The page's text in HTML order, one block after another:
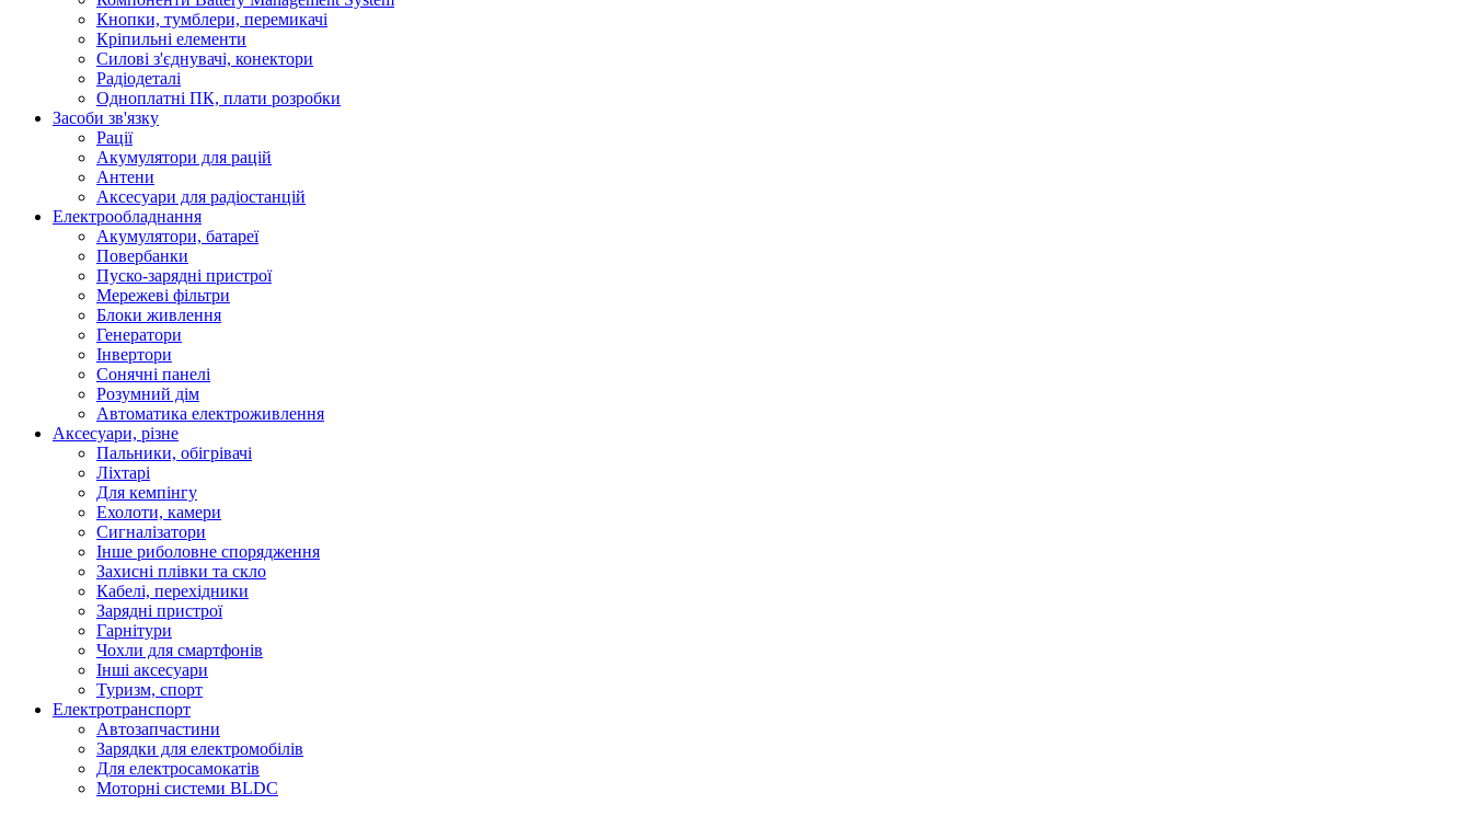
Кнопки, тумблери, перемикачі
Кріпильні елементи
Силові з'єднувачі, конектори
Радіодеталі
Одноплатні ПК, плати розробки
Засоби зв'язку
Рації
Акумулятори для рацій
Антени
Аксесуари для радіостанцій
Електрообладнання
Акумулятори, батареї
Повербанки
Пуско-зарядні пристрої
Мережеві фільтри
Блоки живлення
Генератори
Інвертори
Сонячні панелі
Розумний дім
Автоматика електроживлення
Аксесуари, різне
Пальники, обігрівачі
Ліхтарі
Для кемпінгу
Ехолоти, камери
Сигналізатори
Інше риболовне спорядження
Захисні плівки та скло
Кабелі, перехідники
Зарядні пристрої
Гарнітури
Чохли для смартфонів
Інші аксесуари
Туризм, спорт
Електротранспорт
Автозапчастини
Зарядки для електромобілів
Для електросамокатів
Моторні системи BLDC